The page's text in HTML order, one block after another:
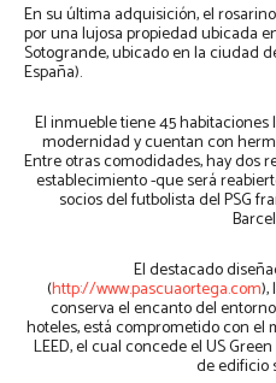
En su última adquisición, el
por una lujosa propiedad ubicada
Sotogrande, ubicado en la ciudad
España).
El inmueble tiene 45
modernidad y cuentan con
Entre otras comodidades, hay dos
establecimiento -que será
socios del futbolista del PSG
El destacado
(http://www.pascuaortega.com),
conserva el encanto del
hoteles, está comprometido con el
LEED, el cual concede el US
de edificio